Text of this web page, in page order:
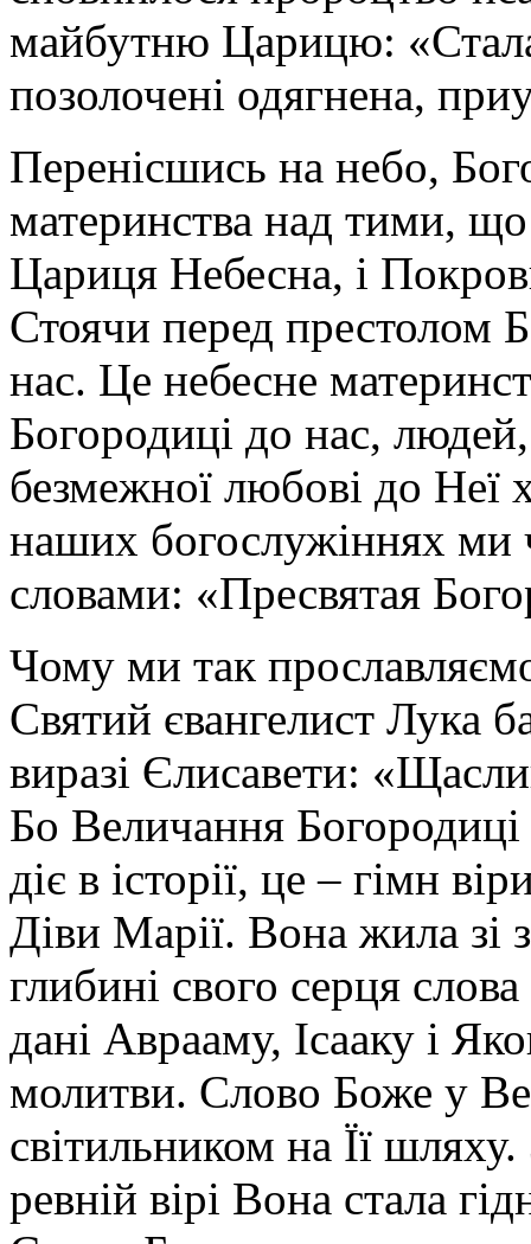
майбутню Царицю:
позолочені одягнена,
Перенісшись на небо,
материнства над тими,
Цариця Небесна, і
Стоячи перед престолом
нас. Це небесне
Богородиці до нас,
безмежної любові до Неї
наших богослужіннях ми
словами: «Пресвятая
Чому ми так
Святий євангелист Лука
виразі Єлисавети:
Бо Величання
діє в історії, це – гімн
Діви Марії. Вона жила зі
глибині свого серця
дані Аврааму, Ісааку і
молитви. Слово Боже у
світильником на Її шляху.
ревній вірі Вона стала